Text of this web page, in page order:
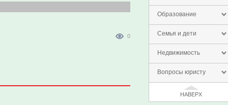
Образование
Семья и дети
Недвижимость
Вопросы юристу
НАВЕРХ
0